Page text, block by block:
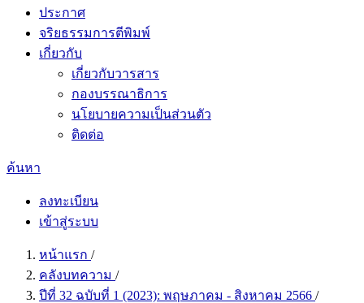
ประกาศ
จริยธรรมการตีพิมพ์
เกี่ยวกับ
เกี่ยวกับวารสาร
กองบรรณาธิการ
นโยบายความเป็นส่วนตัว
ติดต่อ
ค้นหา
ลงทะเบียน
เข้าสู่ระบบ
หน้าแรก /
คลังบทความ /
ปีที่ 32 ฉบับที่ 1 (2023): พฤษภาคม - สิงหาคม 2566 /